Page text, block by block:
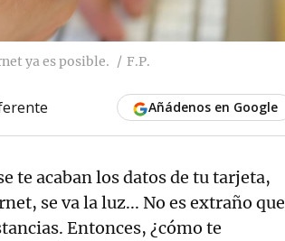
ya es posible. F.P.
Añádenos en Google
te acaban los datos de tu tarjeta,
se va la luz... No es extraño que
Entonces, ¿cómo te